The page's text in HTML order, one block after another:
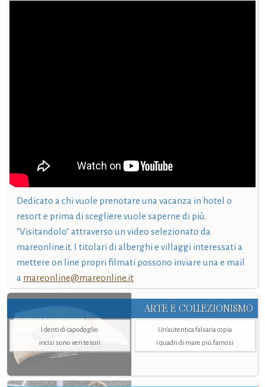
Dedicato a chi vuole prenotare una vacanza in hotel o
resort e prima di scegliere vuole saperne di più.
"Visitandolo" attraverso un video selezionato da
mareonline.it. I titolari di alberghi e villaggi interessati a
mettere on line propri filmati possono inviare una e mail
a mareonline@mareonline.it
ARTE E COLLEZIONISMO
I denti di capodoglio
incisi sono veri tesori
Un’autentica falsaria copia
i quadri di mare più famosi